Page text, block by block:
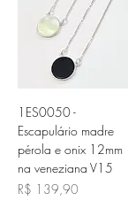
1ES0050 -
Escapulário madre
pérola e onix 12mm
na veneziana V15
Preço
R$ 139,90